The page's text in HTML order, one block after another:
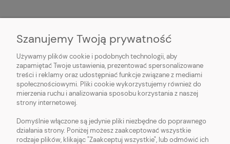
O NAS
OBSŁUGA KLIENTA
MOJE KONTO
Szanujemy Twoją prywatność
Używamy plików cookie i podobnych technologii, aby
zapamiętać Twoje ustawienia, prezentować spersonalizowane
treści i reklamy oraz udostępniać funkcje związane z mediami
społecznościowymi. Pliki cookie wykorzystujemy również do
mierzenia ruchu i analizowania sposobu korzystania z naszej
strony internetowej.
Domyślnie włączone są jedynie pliki niezbędne do poprawnego
działania strony. Poniżej możesz zaakceptować wszystkie
rodzaje plików, klikając "Zaakceptuj wszystkie", lub odmówić ich